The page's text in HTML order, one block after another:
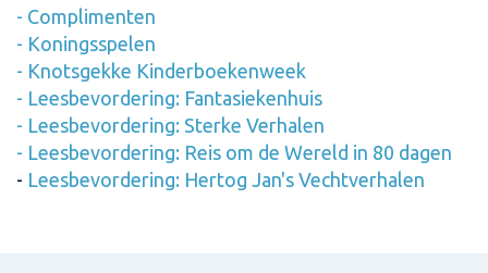
- Complimenten
- Koningsspelen
- Knotsgekke Kinderboekenweek
- Leesbevordering: Fantasiekenhuis
- Leesbevordering: Sterke Verhalen
- Leesbevordering: Reis om de Wereld in 80 dagen
- Leesbevordering: Hertog Jan's Vechtverhalen